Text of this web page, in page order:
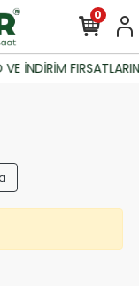
İNDİRİM
0